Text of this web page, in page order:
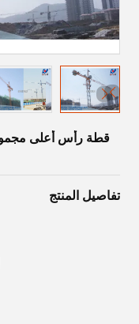
تفاصيل المنتج